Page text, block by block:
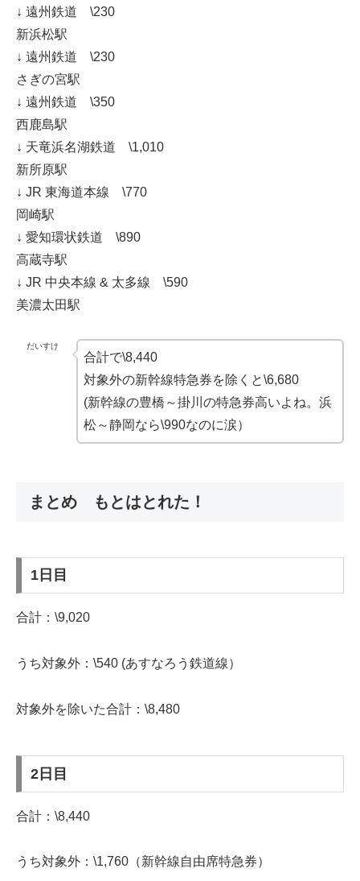
↓ 遠州鉄道 \230
新浜松駅
↓ 遠州鉄道 \230
さぎの宮駅
↓ 遠州鉄道 \350
西鹿島駅
↓ 天竜浜名湖鉄道 \1,010
新所原駅
↓ JR 東海道本線 \770
岡崎駅
↓ 愛知環状鉄道 \890
高蔵寺駅
↓ JR 中央本線 & 太多線 \590
美濃太田駅
だいすけ
合計で\8,440
対象外の新幹線特急券を除くと\6,680
(新幹線の豊橋～掛川の特急券高いよね。浜
松～静岡なら\990なのに涙）
まとめ もとはとれた！
1日目
合計：\9,020
うち対象外：\540 (あすなろう鉄道線）
対象外を除いた合計：\8,480
2日目
合計：\8,440
うち対象外：\1,760（新幹線自由席特急券）